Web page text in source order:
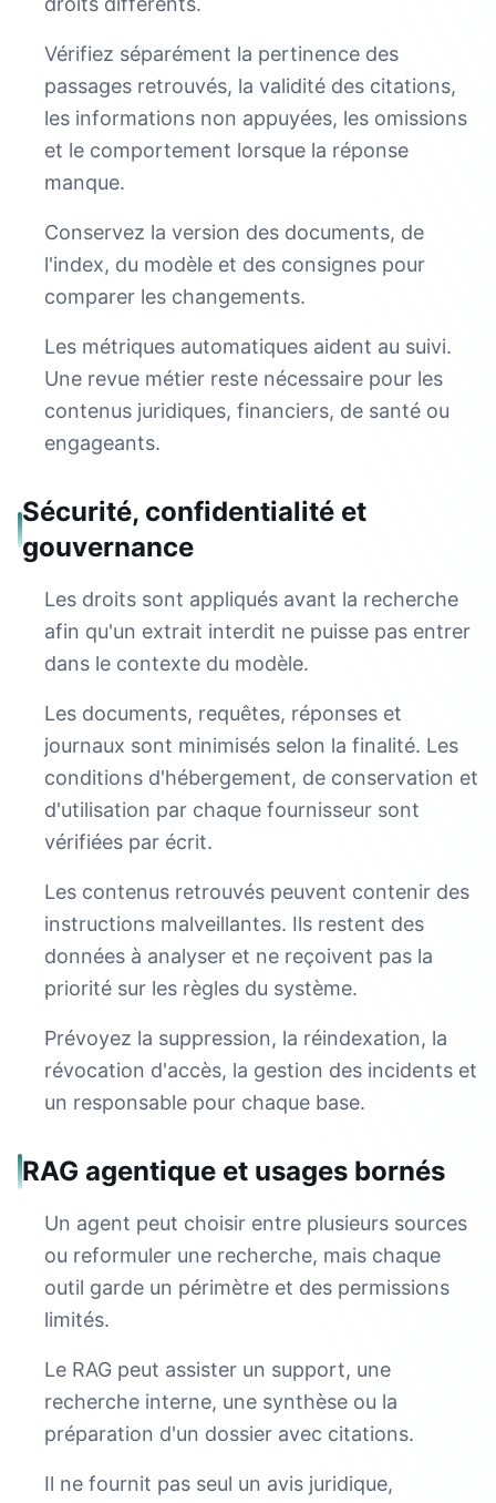
Vérifiez séparément la pertinence des
passages retrouvés, la validité des citations,
les informations non appuyées, les omissions
et le comportement lorsque la réponse
manque.
Conservez la version des documents, de
l'index, du modèle et des consignes pour
comparer les changements.
Les métriques automatiques aident au suivi.
Une revue métier reste nécessaire pour les
contenus juridiques, financiers, de santé ou
engageants.
Sécurité, confidentialité et
gouvernance
Les droits sont appliqués avant la recherche
afin qu'un extrait interdit ne puisse pas entrer
dans le contexte du modèle.
Les documents, requêtes, réponses et
journaux sont minimisés selon la finalité. Les
conditions d'hébergement, de conservation et
d'utilisation par chaque fournisseur sont
vérifiées par écrit.
Les contenus retrouvés peuvent contenir des
instructions malveillantes. Ils restent des
données à analyser et ne reçoivent pas la
priorité sur les règles du système.
Prévoyez la suppression, la réindexation, la
révocation d'accès, la gestion des incidents et
un responsable pour chaque base.
RAG agentique et usages bornés
Un agent peut choisir entre plusieurs sources
ou reformuler une recherche, mais chaque
outil garde un périmètre et des permissions
limités.
Le RAG peut assister un support, une
recherche interne, une synthèse ou la
préparation d'un dossier avec citations.
Il ne fournit pas seul un avis juridique,